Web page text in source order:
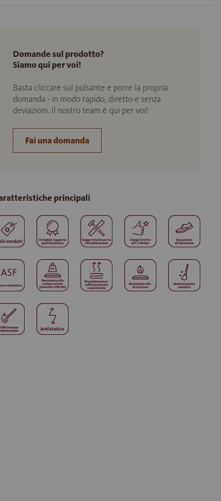
Domande sul prodotto?
Siamo qui per voi!
Basta cliccare sul pulsante e porre la propria
domanda - in modo rapido, diretto e senza
deviazioni. Il nostro team è qui per voi!
Fai una domanda
principali